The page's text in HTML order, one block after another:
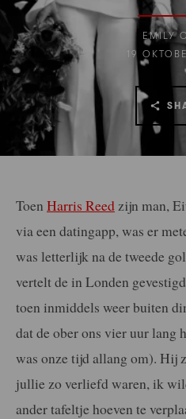
EMILY
19
Toen Harris Reedzijn man,
via een datingapp, was er
was letterlijk na de tweede
vertelt de in Londen
toen inmiddels weer buiten
dat de ober ons vier uur lang
was onze tijd allang om). Hij
jullie zo verliefd waren, ik
ander tafeltje hoeven te